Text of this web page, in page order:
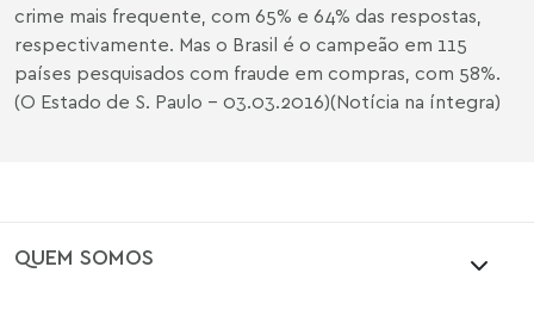
crime mais frequente, com 65% e 64% das respostas,
respectivamente. Mas o Brasil é o campeão em 115
países pesquisados com fraude em compras, com 58%.
(O Estado de S. Paulo - 03.03.2016)(Notícia na íntegra)
QUEM SOMOS